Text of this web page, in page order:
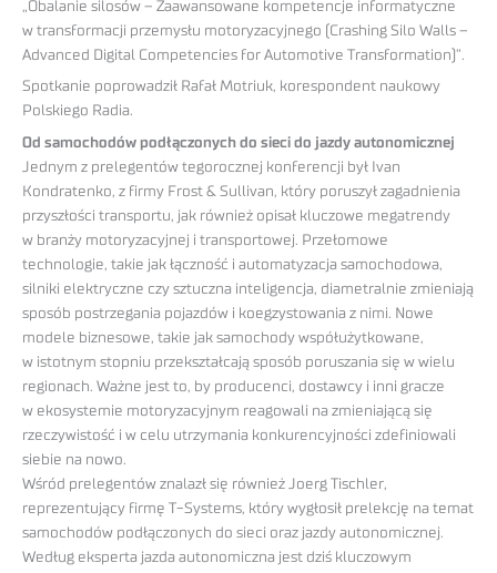
„Obalanie silosów – Zaawansowane kompetencje informatyczne
w transformacji przemysłu motoryzacyjnego (Crashing Silo Walls –
Advanced Digital Competencies for Automotive Transformation)”.
Spotkanie poprowadził Rafał Motriuk, korespondent naukowy
Polskiego Radia.
Od samochodów podłączonych do sieci do jazdy autonomicznej
Jednym z prelegentów tegorocznej konferencji był Ivan
Kondratenko, z firmy Frost & Sullivan, który poruszył zagadnienia
przyszłości transportu, jak również opisał kluczowe megatrendy
w branży motoryzacyjnej i transportowej. Przełomowe
technologie, takie jak łączność i automatyzacja samochodowa,
silniki elektryczne czy sztuczna inteligencja, diametralnie zmieniają
sposób postrzegania pojazdów i koegzystowania z nimi. Nowe
modele biznesowe, takie jak samochody współużytkowane,
w istotnym stopniu przekształcają sposób poruszania się w wielu
regionach. Ważne jest to, by producenci, dostawcy i inni gracze
w ekosystemie motoryzacyjnym reagowali na zmieniającą się
rzeczywistość i w celu utrzymania konkurencyjności zdefiniowali
siebie na nowo.
Wśród prelegentów znalazł się również Joerg Tischler,
reprezentujący firmę T-Systems, który wygłosił prelekcję na temat
samochodów podłączonych do sieci oraz jazdy autonomicznej.
Według eksperta jazda autonomiczna jest dziś kluczowym